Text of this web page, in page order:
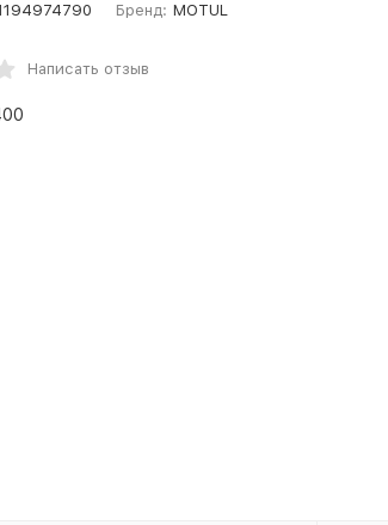
Бренд: MOTUL
Написать отзыв